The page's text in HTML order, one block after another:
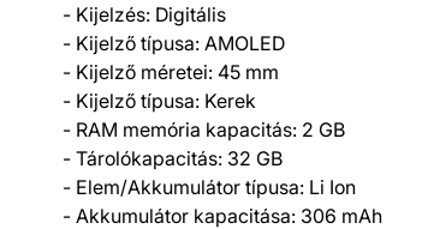
- Kijelzés: Digitális
- Kijelző típusa: AMOLED
- Kijelző méretei: 45 mm
- Kijelző típusa: Kerek
- RAM memória kapacitás: 2 GB
- Tárolókapacitás: 32 GB
- Elem/Akkumulátor típusa: Li Ion
- Akkumulátor kapacitása: 306 mAh